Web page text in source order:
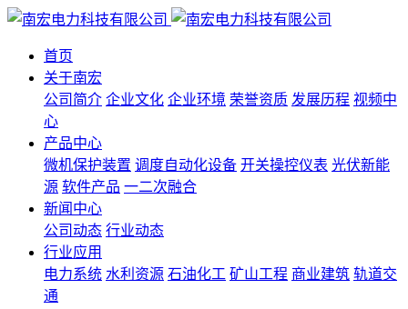
首页
关于南宏
公司简介 企业文化 企业环境 荣誉资质 发展历程 视频中
心
产品中心
微机保护装置 调度自动化设备 开关操控仪表 光伏新能
源 软件产品 一二次融合
新闻中心
公司动态 行业动态
行业应用
电力系统 水利资源 石油化工 矿山工程 商业建筑 轨道交
通